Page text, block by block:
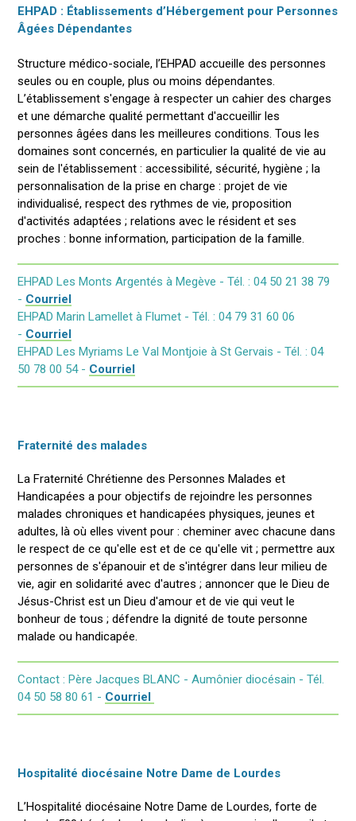
EHPAD : Établissements d’Hébergement pour Personnes
Âgées Dépendantes
Structure médico-sociale, l’EHPAD accueille des personnes
seules ou en couple, plus ou moins dépendantes.
L’établissement s'engage à respecter un cahier des charges
et une démarche qualité permettant d'accueillir les
personnes âgées dans les meilleures conditions. Tous les
domaines sont concernés, en particulier la qualité de vie au
sein de l'établissement : accessibilité, sécurité, hygiène ; la
personnalisation de la prise en charge : projet de vie
individualisé, respect des rythmes de vie, proposition
d'activités adaptées ; relations avec le résident et ses
proches : bonne information, participation de la famille.
EHPAD Les Monts Argentés à Megève - Tél. : 04 50 21 38 79
- Courriel
EHPAD Marin Lamellet à Flumet -Tél. : 04 79 31 60 06
- Courriel
EHPAD Les Myriams Le Val Montjoie à St Gervais -Tél. : 04
50 78 00 54 - Courriel
Fraternité des malades
La Fraternité Chrétienne des Personnes Malades et
Handicapées a pour objectifs de rejoindre les personnes
malades chroniques et handicapées physiques, jeunes et
adultes, là où elles vivent pour : cheminer avec chacune dans
le respect de ce qu'elle est et de ce qu'elle vit ; permettre aux
personnes de s'épanouir et de s'intégrer dans leur milieu de
vie, agir en solidarité avec d'autres ; annoncer que le Dieu de
Jésus-Christ est un Dieu d'amour et de vie qui veut le
bonheur de tous ; défendre la dignité de toute personne
malade ou handicapée.
Contact :Père Jacques BLANC - Aumônier diocésain - Tél.
04 50 58 80 61 - Courriel
Hospitalité diocésaine Notre Dame de Lourdes
L’Hospitalité diocésaine Notre Dame de Lourdes, forte de